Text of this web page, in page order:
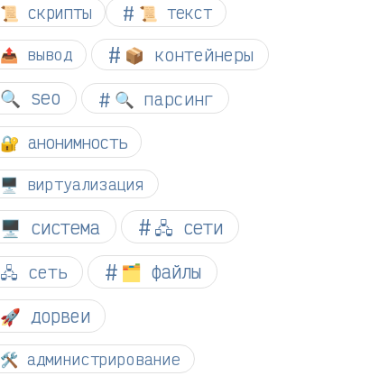
📜 скрипты 📜 текст
📤 вывод 📦 контейнеры
🔍 seo 🔍 парсинг
🔐 анонимность
🖥️ виртуализация
🖥️ система 🖧 сети
🖧 сеть 🗂️ файлы
🚀 дорвеи
🛠️ администрирование